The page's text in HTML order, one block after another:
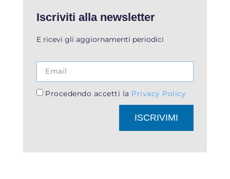
Iscriviti alla newsletter
E ricevi gli aggiornamenti periodici
Procedendo accetti la Privacy Policy
ISCRIVIMI